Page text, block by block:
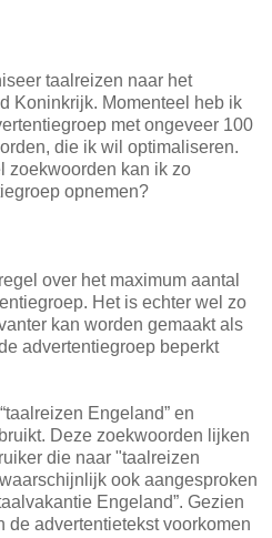
taalreizen naar het
Koninkrijk. Momenteel heb ik
met ongeveer 100
die ik wil optimaliseren.
zoekwoorden kan ik zo
opnemen?
over het maximum aantal
Het is echter wel zo
kan worden gemaakt als
advertentiegroep beperkt
Engeland” en
Deze zoekwoorden lijken
die naar "taalreizen
ook aangesproken
Engeland”. Gezien
de advertentietekst voorkomen